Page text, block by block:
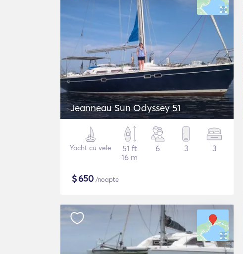
Jeanneau Sun Odyssey 51
Yacht cu vele
51 ft
16 m
6 3 3
$650 /noapte